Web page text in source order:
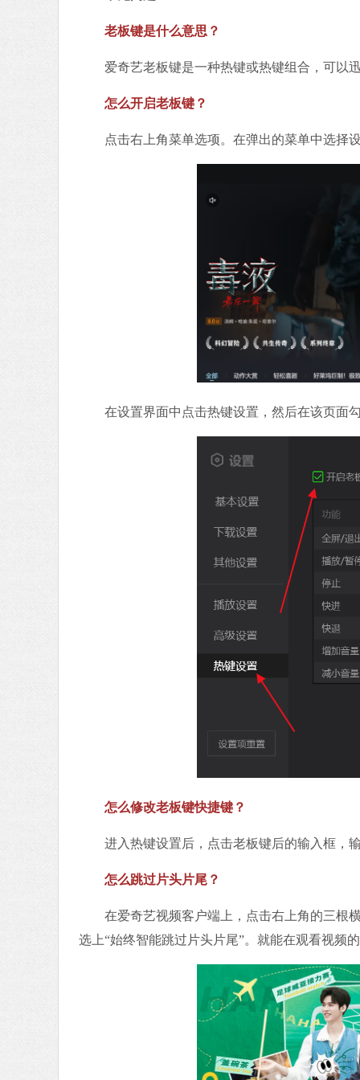
老板键是什么意思？
爱奇艺老板键是一种热键或热键组合，可以迅
怎么开启老板键？
点击右上角菜单选项。在弹出的菜单中选择
在设置界面中点击热键设置，然后在该页面
怎么修改老板键快捷键？
进入热键设置后，点击老板键后的输入框，输
怎么跳过片头片尾？
在爱奇艺视频客户端上，点击右上角的三根横
选上“始终智能跳过片头片尾”。就能在观看视频